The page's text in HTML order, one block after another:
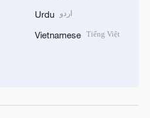
Urdu اردو
Vietnamese Tiếng Việt